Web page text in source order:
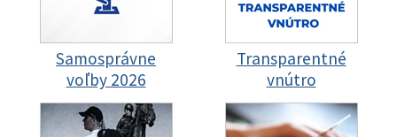
Samosprávne
voľby 2026
Transparentné
vnútro